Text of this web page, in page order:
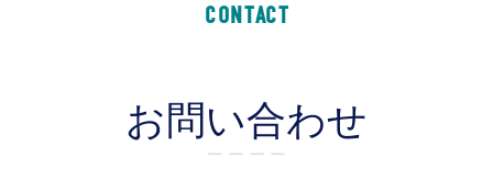
CONTACT
お問い合わせ
ー ー ー ー